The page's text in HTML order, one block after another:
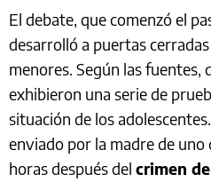
El debate, que comenzó el
desarrolló a puertas
menores. Según las fuentes,
exhibieron una serie de
situación de los
enviado por la madre de
horas después del crimen